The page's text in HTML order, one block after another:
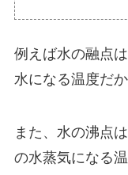
例えば水の融点
水になる温度だか
また、水の沸点
の水蒸気になる